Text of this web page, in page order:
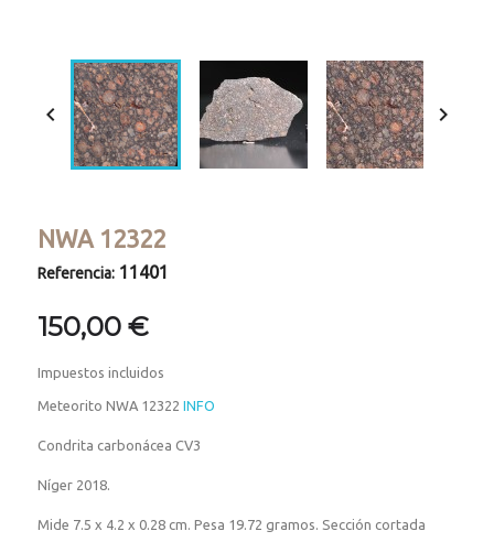
 
NWA 12322
Referencia: 11401
150,00 €
Impuestos incluidos
Meteorito NWA 12322INFO
Condrita carbonácea CV3
Níger 2018.
Mide 7.5 x 4.2 x 0.28 cm. Pesa 19.72 gramos. Sección cortada